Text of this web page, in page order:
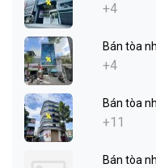
+4
Bán tòa
+4
Bán tòa
+11
Bán tòa